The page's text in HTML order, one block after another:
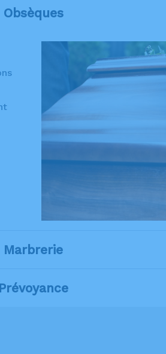
Obsèques
Marbrerie
Prévoyance